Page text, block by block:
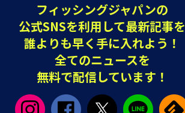
フィッシングジャパンの
公式SNSを利用して最新記事を
誰よりも早く手に入れよう！
全てのニュースを
無料で配信しています！